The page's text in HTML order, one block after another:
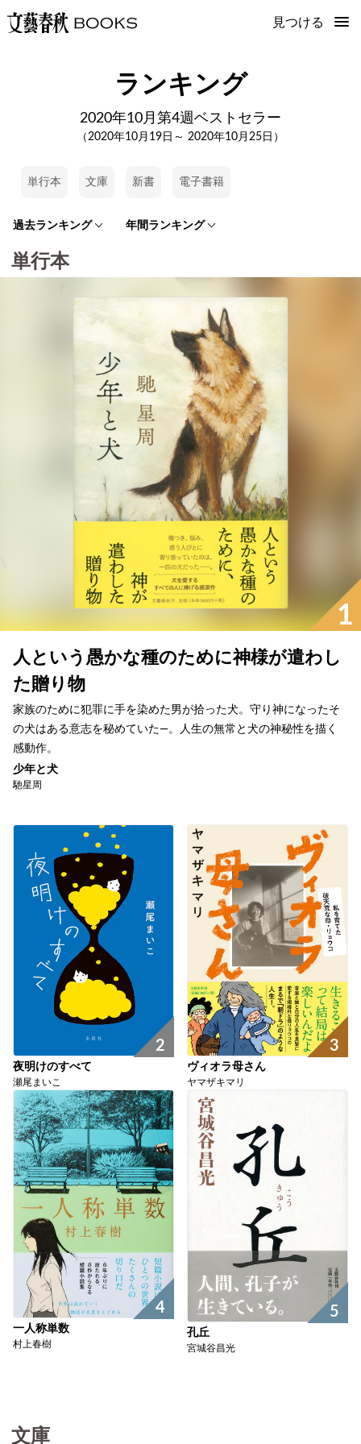
見つける
ランキング
2020年10月第4週ベストセラー
（2020年10月19日～ 2020年10月25日）
単行本 文庫 新書 電子書籍
過去ランキング 年間ランキング
単行本
1
人という愚かな種のために神様が遣わし
た贈り物
家族のために犯罪に手を染めた男が拾った犬。守り神になったそ
の犬はある意志を秘めていた―。人生の無常と犬の神秘性を描く
感動作。
少年と犬
馳星周
2
夜明けのすべて
瀬尾まいこ
3
ヴィオラ母さん
ヤマザキマリ
4
一人称単数
村上春樹
5
孔丘
宮城谷昌光
文庫